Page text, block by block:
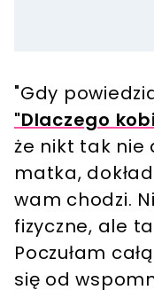
"Gdy
"Dlaczego
że nikt tak nie
matka,
wam chodzi.
fizyczne, ale
Poczułam
się od